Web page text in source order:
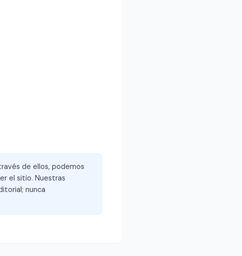
de ellos, podemos
el sitio. Nuestras
nunca